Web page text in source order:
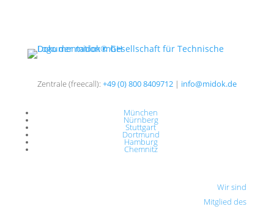
Zentrale (freecall): +49 (0) 800 8409712| info@midok.de
München
Nürnberg
Stuttgart
Dortmund
Hamburg
Chemnitz
Wir sind
Mitglied des